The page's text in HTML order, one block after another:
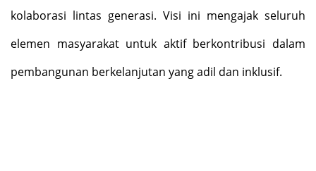
kolaborasi lintas generasi. Visi ini mengajak seluruh
elemen masyarakat untuk aktif berkontribusi dalam
pembangunan berkelanjutan yang adil dan inklusif.